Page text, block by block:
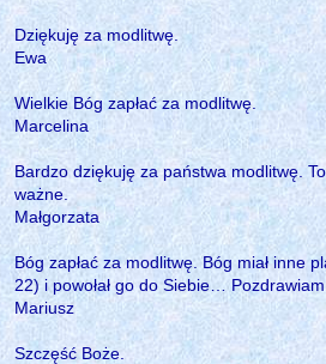
Dziękuję za modlitwę.
Ewa
Wielkie Bóg zapłać za modlitwę.
Marcelina
Bardzo dziękuję za państwa modlitwę.
ważne.
Małgorzata
Bóg zapłać za modlitwę. Bóg miał inne
22) i powołał go do Siebie… Pozdrawiam.
Mariusz
Szczęść Boże.